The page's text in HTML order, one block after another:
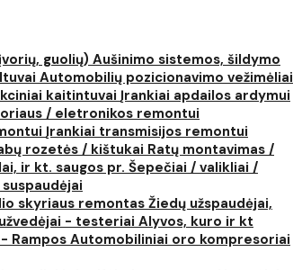
guolių) Aušinimo sistemos, šildymo
Automobilių pozicionavimo vežimėliai
kaitintuvai Įrankiai apdailos ardymui
/ eletronikos remontui
Įrankiai transmisijos remontui
rozetės / kištukai Ratų montavimas /
ir kt. saugos pr. Šepečiai / valikliai /
skyriaus remontas Žiedų užspaudėjai,
- testeriai Alyvos, kuro ir kt
Rampos Automobiliniai oro kompresoriai